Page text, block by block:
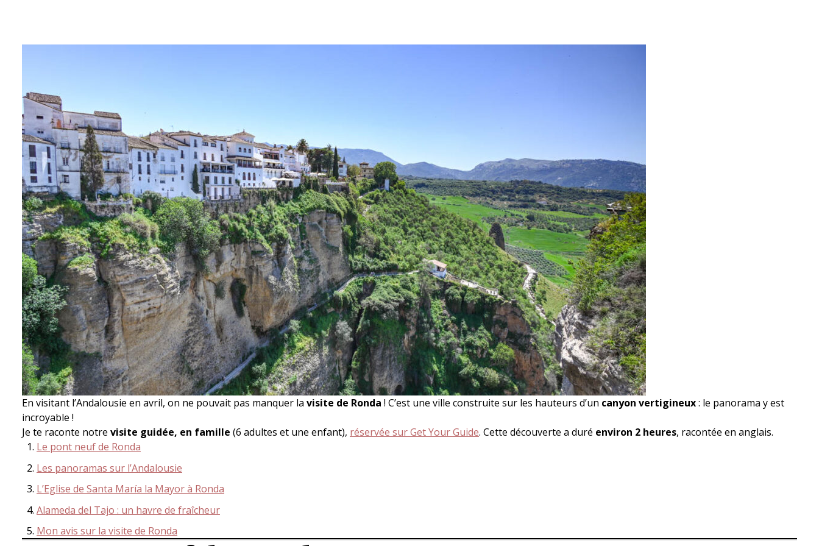
En visitant l’Andalousie en avril, on ne pouvait pas manquer la visite de Ronda ! C’est une ville construite sur les hauteurs d’un canyon vertigineux: le panorama y est
incroyable !
Je te raconte notre visite guidée, en famille (6 adultes et une enfant), réservée sur Get Your Guide. Cette découverte a duré environ 2 heures, racontée en anglais.
Le pont neuf de Ronda
Les panoramas sur l’Andalousie
L’Eglise de Santa María la Mayor à Ronda
Alameda del Tajo : un havre de fraîcheur
Mon avis sur la visite de Ronda